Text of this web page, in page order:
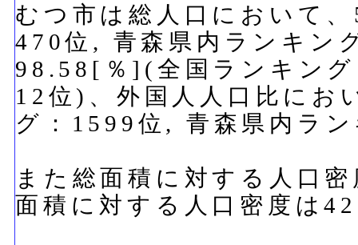
むつ市は総人口において
470位, 青森県内ランキン
98.58[％](全国ランキン
12位)、外国人人口比に
グ：1599位, 青森県内ラ
また総面積に対する人口
面積に対する人口密度は